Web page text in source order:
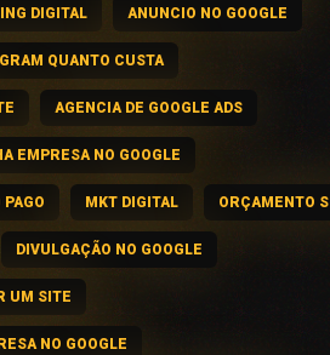
DIGITAL ANUNCIO NO GOOGLE
QUANTO CUSTA
AGENCIA DE GOOGLE ADS
EMPRESA NO GOOGLE
MKT DIGITAL ORÇAMENTO
DIVULGAÇÃO NO GOOGLE
UM SITE
NO GOOGLE